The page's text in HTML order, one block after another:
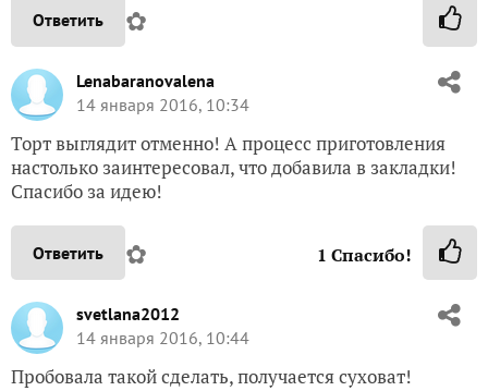
Ответить ✿
Lenabaranovalena
14 января 2016, 10:34
Торт выглядит отменно! А процесс приготовления
настолько заинтересовал, что добавила в закладки!
Спасибо за идею!
Ответить ✿ 1 Спасибо!
svetlana2012
14 января 2016, 10:44
Пробовала такой сделать, получается суховат!